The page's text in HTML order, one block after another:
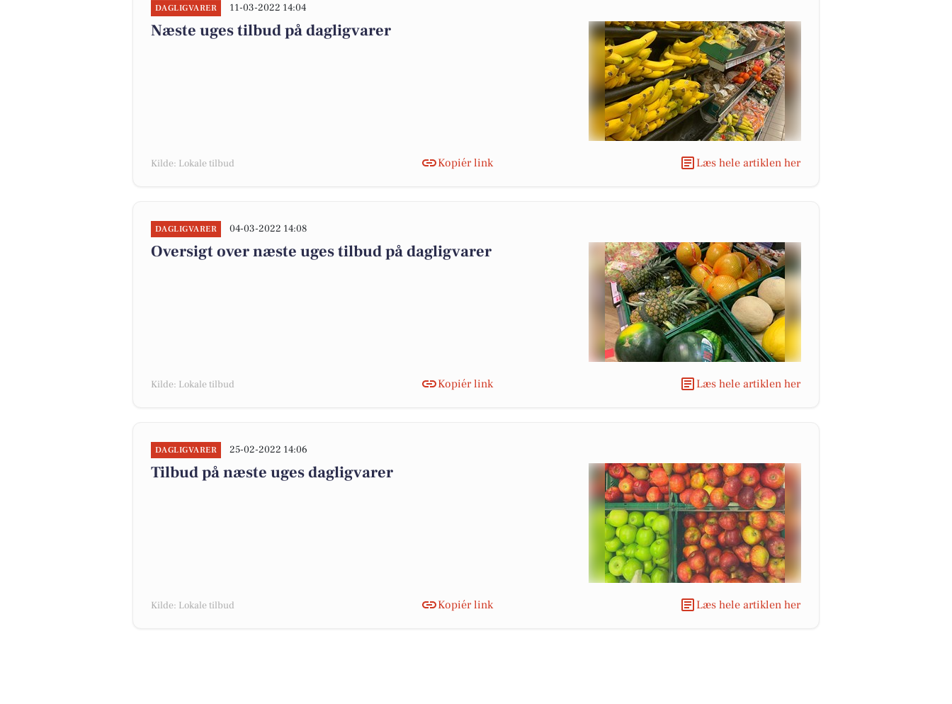
DAGLIGVARER 11-03-2022 14:04
Næste uges tilbud på dagligvarer
Kilde: Lokale tilbud Kopiér link Læs hele artiklen her
DAGLIGVARER 04-03-2022 14:08
Oversigt over næste uges tilbud på dagligvarer
Kilde: Lokale tilbud Kopiér link Læs hele artiklen her
DAGLIGVARER 25-02-2022 14:06
Tilbud på næste uges dagligvarer
Kilde: Lokale tilbud Kopiér link Læs hele artiklen her